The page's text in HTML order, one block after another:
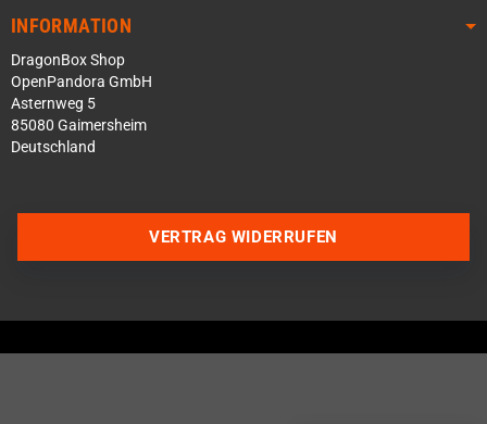
INFORMATION
DragonBox Shop
OpenPandora GmbH
Asternweg 5
85080 Gaimersheim
Deutschland
Über WhatsApp schreiben
VERTRAG WIDERRUFEN